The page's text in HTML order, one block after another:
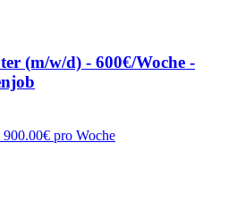
(m/w/d) - 600€/Woche -
pro Woche